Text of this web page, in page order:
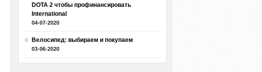
DOTA 2 чтобы профинансировать
International
04-07-2020
Велосипед: выбираем и покупаем
03-06-2020